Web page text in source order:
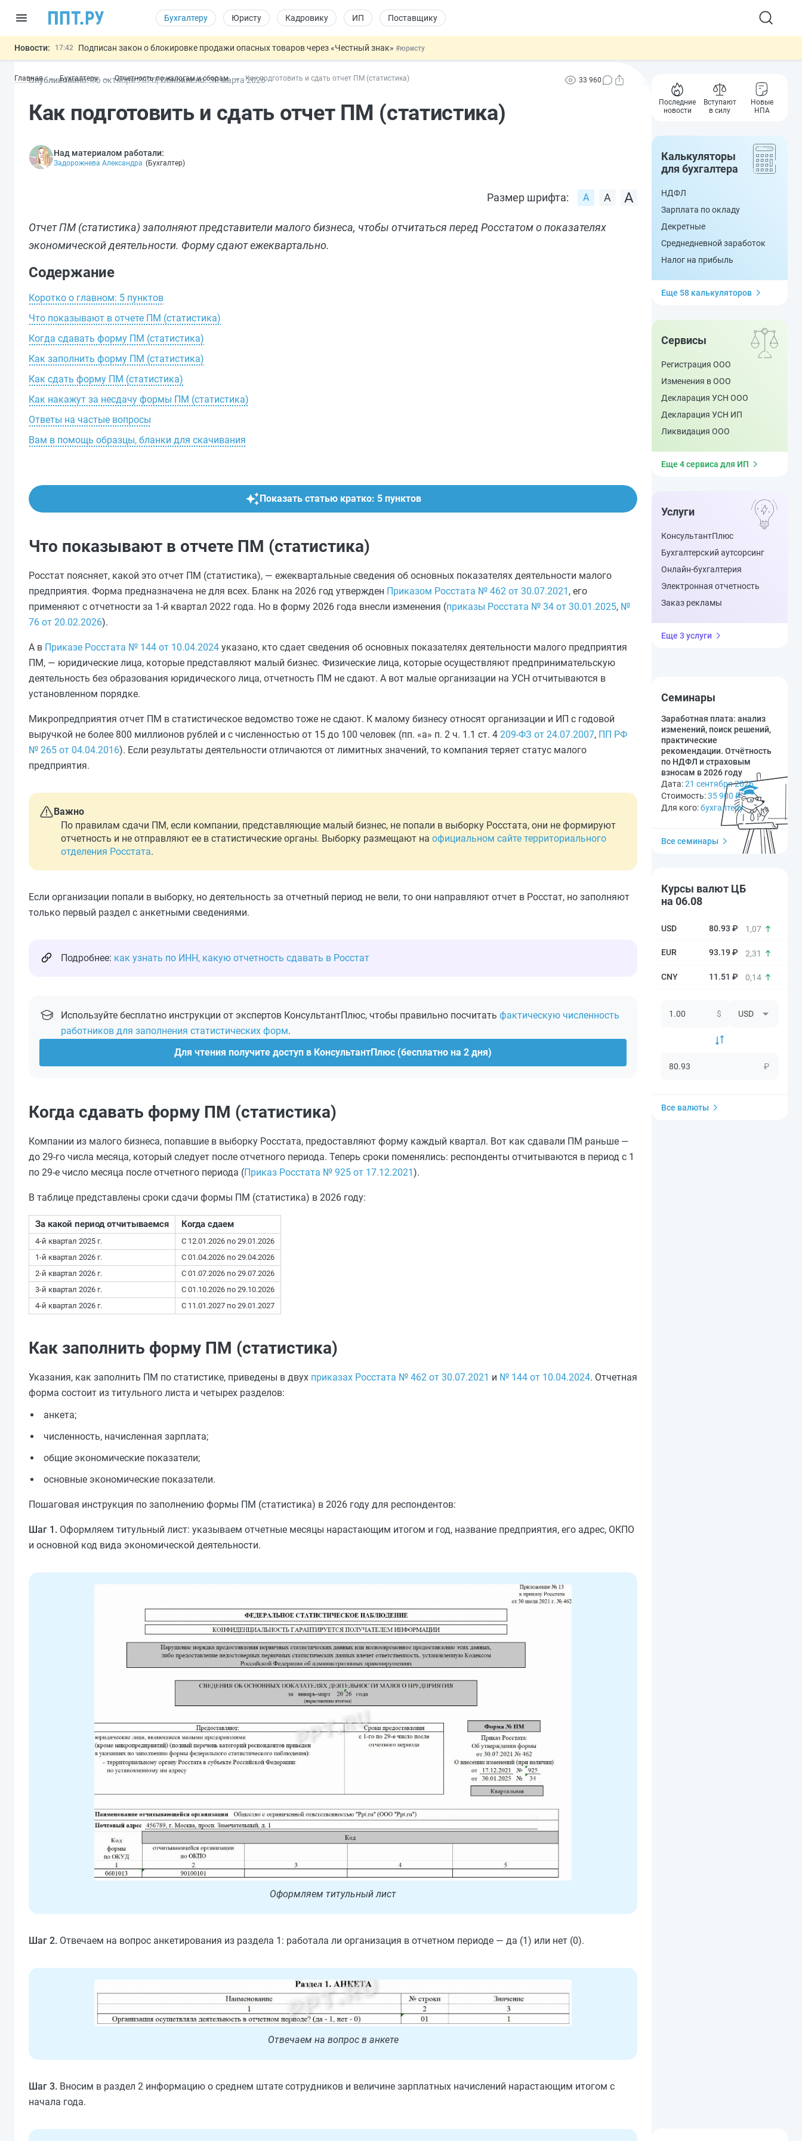
Бухгалтеру Юристу Кадровику ИП Поставщику
Новости: 17:42 Подписан закон о блокировке продажи опасных товаров через «Честный знак» #юристу
16:02 Госпошлину за устранение ошибок в документах предлагают отменить#физлицу
11:31
Важно Разработают единые критерии трудовых и ГПХ-отношений #кадровику
Главная Бухгалтеру Отчетность по налогам и сборам Как подготовить и сдать отчет ПМ (статистика)
Опубликовано: 26 октября2020 Обновлено: 30 марта2026 33 960
Как подготовить и сдать отчет ПМ (статистика)
Над материалом работали:
Задорожнева Александра (Бухгалтер)
Размер шрифта:
Отчет ПМ (статистика) заполняют представители малого бизнеса, чтобы отчитаться перед Росстатом о показателях
экономической деятельности. Форму сдают ежеквартально.
Содержание
Коротко о главном: 5 пунктов
Что показывают в отчете ПМ (статистика)
Когда сдавать форму ПМ (статистика)
Как заполнить форму ПМ (статистика)
Как сдать форму ПМ (статистика)
Как накажут за несдачу формы ПМ (статистика)
Ответы на частые вопросы
Вам в помощь образцы, бланки для скачивания
Показать статью кратко: 5 пунктов
Что показывают в отчете ПМ (статистика)
Росстат поясняет, какой это отчет ПМ (статистика), — ежеквартальные сведения об основных показателях деятельности малого
предприятия. Форма предназначена не для всех. Бланк на 2026 год утвержден Приказом Росстата № 462 от 30.07.2021 , его
применяют с отчетности за 1-й квартал 2022 года. Но в форму 2026 года внесли изменения (приказы Росстата № 34 от 30.01.2025, №
76 от 20.02.2026).
А в Приказе Росстата № 144 от 10.04.2024 указано, кто сдает сведения об основных показателях деятельности малого предприятия
ПМ, — юридические лица, которые представляют малый бизнес. Физические лица, которые осуществляют предпринимательскую
деятельность без образования юридического лица, отчетность ПМ не сдают. А вот малые организации на УСН отчитываются в
установленном порядке.
Микропредприятия отчет ПМ в статистическое ведомство тоже не сдают. К малому бизнесу относят организации и ИП с годовой
выручкой не более 800 миллионов рублей и с численностью от 15 до 100 человек (пп. «а» п. 2 ч. 1.1 ст. 4 209-ФЗ от 24.07.2007, ПП РФ
№ 265 от 04.04.2016). Если результаты деятельности отличаются от лимитных значений, то компания теряет статус малого
предприятия.
Важно
По правилам сдачи ПМ, если компании, представляющие малый бизнес, не попали в выборку Росстата, они не формируют
отчетность и не отправляют ее в статистические органы. Выборку размещают на официальном сайте территориального
отделения Росстата.
Если организации попали в выборку, но деятельность за отчетный период не вели, то они направляют отчет в Росстат, но заполняют
только первый раздел с анкетными сведениями.
Подробнее: как узнать по ИНН, какую отчетность сдавать в Росстат
Используйте бесплатно инструкции от экспертов КонсультантПлюс, чтобы правильно посчитать фактическую численность
работников для заполнения статистических форм.
Для чтения получите доступ в КонсультантПлюс (бесплатно на 2 дня)
Когда сдавать форму ПМ (статистика)
Компании из малого бизнеса, попавшие в выборку Росстата, предоставляют форму каждый квартал. Вот как сдавали ПМ раньше —
до 29-го числа месяца, который следует после отчетного периода. Теперь сроки поменялись: респонденты отчитываются в период с 1
по 29-е число месяца после отчетного периода (Приказ Росстата № 925 от 17.12.2021).
В таблице представлены сроки сдачи формы ПМ (статистика) в 2026 году:
За какой период отчитываемся Когда сдаем
4-й квартал 2025 г.
С 12.01.2026 по 29.01.2026
1-й квартал 2026 г.
С 01.04.2026 по 29.04.2026
2-й квартал 2026 г.
С 01.07.2026 по 29.07.2026
3-й квартал 2026 г.
С 01.10.2026 по 29.10.2026
4-й квартал 2026 г.
С 11.01.2027 по 29.01.2027
Как заполнить форму ПМ (статистика)
Указания, как заполнить ПМ по статистике, приведены в двух приказах Росстата № 462 от 30.07.2021 и № 144 от 10.04.2024. Отчетная
форма состоит из титульного листа и четырех разделов:
анкета;
численность, начисленная зарплата;
общие экономические показатели;
основные экономические показатели.
Пошаговая инструкция по заполнению формы ПМ (статистика) в 2026 году для респондентов:
Шаг 1. Оформляем титульный лист: указываем отчетные месяцы нарастающим итогом и год, название предприятия, его адрес, ОКПО
и основной код вида экономической деятельности.
Оформляем титульный лист
Шаг 2. Отвечаем на вопрос анкетирования из раздела 1: работала ли организация в отчетном периоде — да (1) или нет (0).
Отвечаем на вопрос в анкете
Шаг 3. Вносим в раздел 2 информацию о среднем штате сотрудников и величине зарплатных начислений нарастающим итогом с
начала года.
Последние
новости
Вступают
в силу
Новые
НПА
Калькуляторы
для бухгалтера
НДФЛ
Зарплата по окладу
Декретные
Среднедневной заработок
Налог на прибыль
Еще 58 калькуляторов
Сервисы
Регистрация ООО
Изменения в ООО
Декларация УСН ООО
Декларация УСН ИП
Ликвидация ООО
Еще 4 сервиса для ИП
Услуги
КонсультантПлюс
Бухгалтерский аутсорсинг
Онлайн-бухгалтерия
Электронная отчетность
Заказ рекламы
Еще 3 услуги
Семинары
Заработная плата: анализ
изменений, поиск решений,
практические
рекомендации. Отчётность
по НДФЛ и страховым
взносам в 2026 году
Дата:21 сентября 2026
Стоимость:35 900 ₽
Для кого:бухгалтеру
Все семинары
Курсы валют ЦБ
на 06.08
80.93 ₽ 1,07
93.19 ₽ 2,31
11.51 ₽ 0,14
$
₽
Все валюты